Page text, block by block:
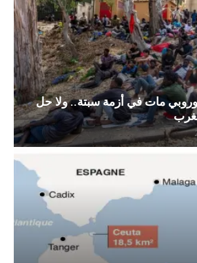
مات في أزمة سبتة.. ولا حل